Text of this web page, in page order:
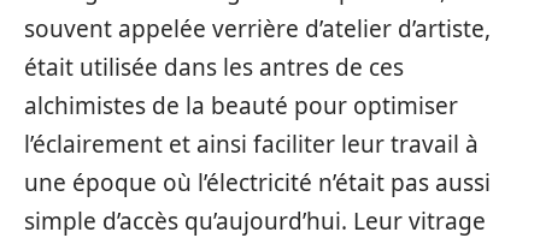
souvent appelée verrière d’atelier d’artiste,
était utilisée dans les antres de ces
alchimistes de la beauté pour optimiser
l’éclairement et ainsi faciliter leur travail à
une époque où l’électricité n’était pas aussi
simple d’accès qu’aujourd’hui. Leur vitrage